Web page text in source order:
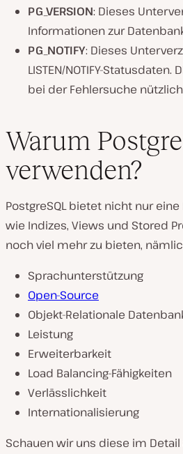
PG_VERSION: Dieses
Informationen zur
PG_NOTIFY: Dieses
LISTEN/NOTIFY-
bei der Fehlersuche
Warum
verwenden?
PostgreSQL bietet nicht nur
wie Indizes, Views und Stored
noch viel mehr zu bieten,
Sprachunterstützung
Open-Source
Objekt-Relationale
Leistung
Erweiterbarkeit
Load Balancing-Fähigkeiten
Verlässlichkeit
Internationalisierung
Schauen wir uns diese im Detail